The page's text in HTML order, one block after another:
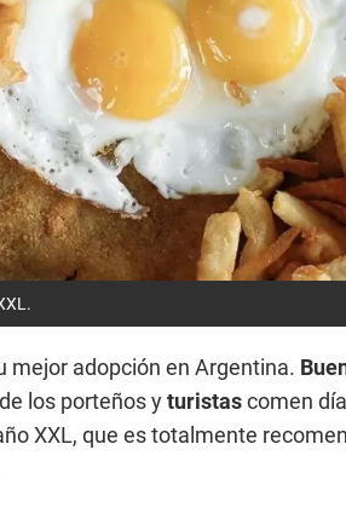
mejor adopción en Argentina.
los porteños yturistascomen
XXL, que es totalmente